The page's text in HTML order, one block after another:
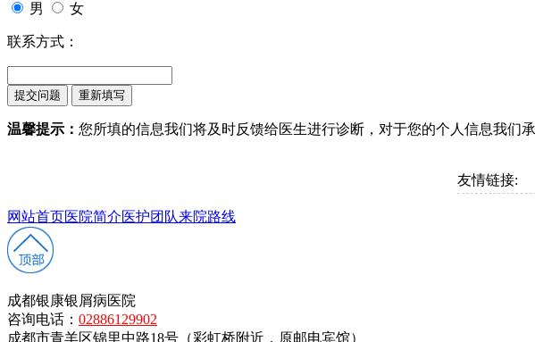
男 女
联系方式：
温馨提示： 您所填的信息我们将及时反馈给医生进行诊断，对于您的个人信息我们
友情链接:
网站首页医院简介医护团队来院路线
成都银康银屑病医院
咨询电话： 02886129902
成都市青羊区锦里中路18号（彩虹桥附近，原邮电宾馆）